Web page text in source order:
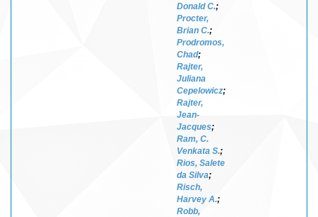
Donald C.;
Procter,
Brian C.;
Prodromos,
Chad;
Rajter,
Juliana
Cepelowicz;
Rajter,
Jean-
Jacques;
Ram, C.
Venkata S.;
Rios, Salete
da Silva;
Risch,
Harvey A.;
Robb,